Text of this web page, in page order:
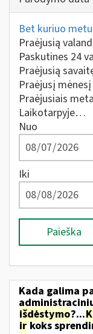
Bet kuriuo metu
Praėjusią
Paskutines 24
Praėjusią
Praėjusį mėnesį
Praėjusiais
Laikotarpyje…
Nuo
Iki
Paieška
Kada galima
išdėstymo?...
irkoks